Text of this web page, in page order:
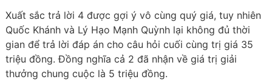
Xuất sắc trả lời 4 được gợi ý vô cùng quý giá, tuy nhiên
Quốc Khánh và Lý Hạo Mạnh Quỳnh lại không đủ thời
gian để trả lời đáp án cho câu hỏi cuối cùng trị giá 35
triệu đồng. Đồng nghĩa cả 2 đã nhận về giá trị giải
thưởng chung cuộc là 5 triệu đồng.